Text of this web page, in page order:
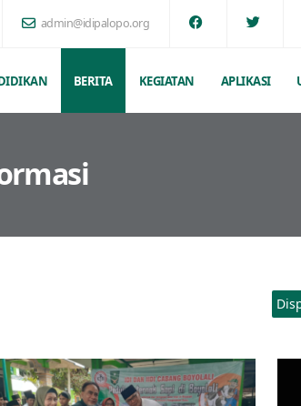
admin@idipalopo.org
BERITA KEGIATAN APLIKASI